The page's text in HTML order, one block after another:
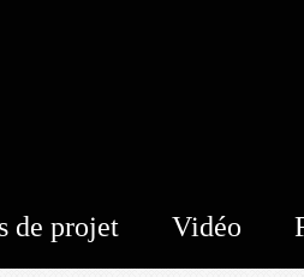
de projet Vidéo